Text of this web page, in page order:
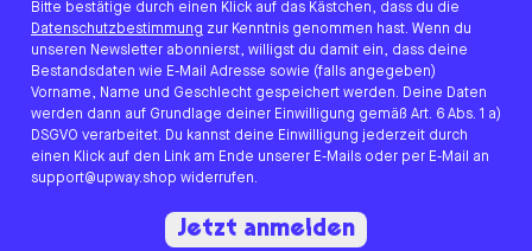
Bitte bestätige durch einen Klick auf das Kästchen, dass du die
Datenschutzbestimmung zur Kenntnis genommen hast. Wenn du
unseren Newsletter abonnierst, willigst du damit ein, dass deine
Bestandsdaten wie E-Mail Adresse sowie (falls angegeben)
Vorname, Name und Geschlecht gespeichert werden. Deine Daten
werden dann auf Grundlage deiner Einwilligung gemäß Art. 6 Abs. 1 a)
DSGVO verarbeitet. Du kannst deine Einwilligung jederzeit durch
einen Klick auf den Link am Ende unserer E-Mails oder per E-Mail an
support@upway.shop widerrufen.
Jetzt anmelden